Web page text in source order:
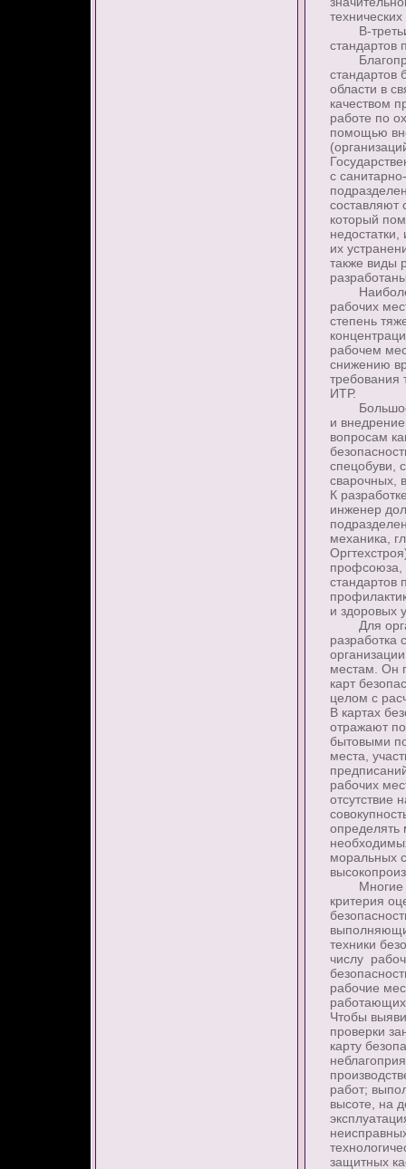
В-
стандартов
стандартов
области в
качеством
работе по
помощью
с
составляют
который
их
также виды
Наиболее
рабочих
степень
рабочем
снижению
требования
ИТР.
Большое
и
вопросам
спецобуви,
сварочных,
К
инженер
механика,
профсоюза,
стандартов
и здоровых
Для
разработка
местам. Он
карт
целом с
В картах
отражают
бытовыми
места,
рабочих
отсутствие
моральных
Многие
критерия
техники
числу
рабочие
Чтобы
проверки
карту
работ;
высоте, на
защитных